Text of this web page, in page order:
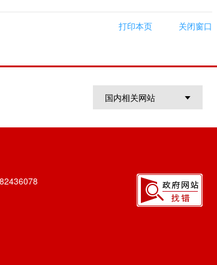
打印本页 关闭窗口
国内相关网站